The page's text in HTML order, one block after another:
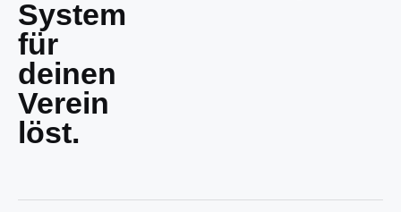
System
für
deinen
Verein
löst.